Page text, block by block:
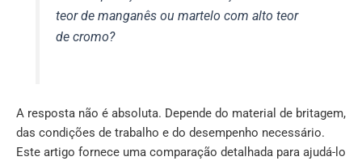
teor de manganês ou martelo com alto teor
de cromo?
A resposta não é absoluta. Depende do material de britagem,
das condições de trabalho e do desempenho necessário.
Este artigo fornece uma comparação detalhada para ajudá-lo